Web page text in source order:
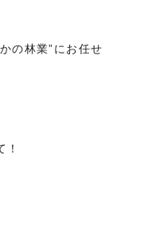
の林業”にお任せ